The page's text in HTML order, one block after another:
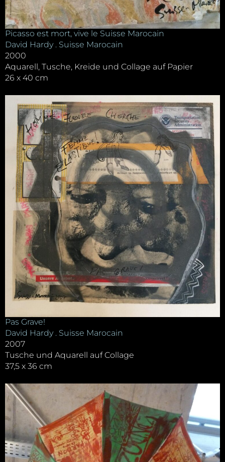
Picasso est mort, vive le Suisse Marocain
David Hardy . Suisse Marocain
2000
Aquarell, Tusche, Kreide und Collage auf Papier
26 x 40 cm
Pas Grave!
David Hardy . Suisse Marocain
2007
Tusche und Aquarell auf Collage
37,5 x 36 cm